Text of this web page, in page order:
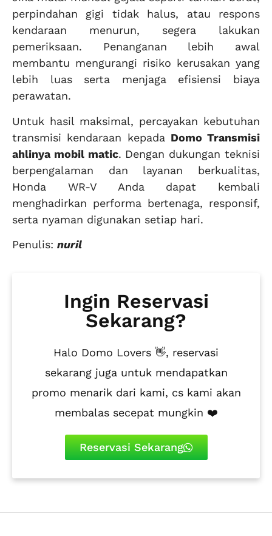
perpindahan gigi tidak halus, atau respons
kendaraan menurun, segera lakukan
pemeriksaan. Penanganan lebih awal
membantu mengurangi risiko kerusakan yang
lebih luas serta menjaga efisiensi biaya
perawatan.
Untuk hasil maksimal, percayakan kebutuhan
transmisi kendaraan kepada Domo Transmisi
ahlinya mobil matic. Dengan dukungan teknisi
berpengalaman dan layanan berkualitas,
Honda WR-V Anda dapat kembali
menghadirkan performa bertenaga, responsif,
serta nyaman digunakan setiap hari.
Penulis: nuril
Ingin Reservasi
Sekarang?
Halo Domo Lovers 👋, reservasi
sekarang juga untuk mendapatkan
promo menarik dari kami, cs kami akan
membalas secepat mungkin ❤️
Reservasi Sekarang